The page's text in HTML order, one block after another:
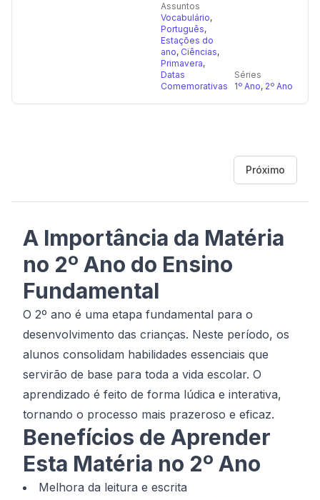
Assuntos
Vocabulário,
Português,
Estações do
ano, Ciências,
Primavera,
Datas
Comemorativas
Séries
1º Ano, 2º Ano
Próximo
A Importância da Matéria
no 2º Ano do Ensino
Fundamental
O 2º ano é uma etapa fundamental para o
desenvolvimento das crianças. Neste período, os
alunos consolidam habilidades essenciais que
servirão de base para toda a vida escolar. O
aprendizado é feito de forma lúdica e interativa,
tornando o processo mais prazeroso e eficaz.
Benefícios de Aprender
Esta Matéria no 2º Ano
Melhora da leitura e escrita